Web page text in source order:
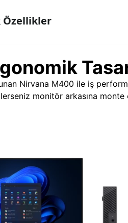
Özellikler
Nirvana M400 ile iş
monitör arkasına